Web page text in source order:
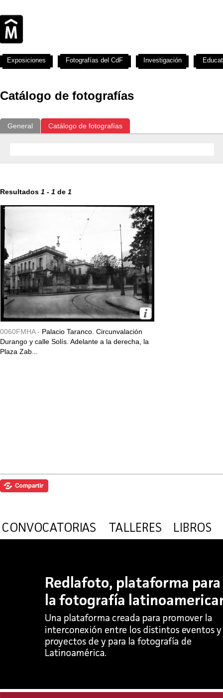
Catálogo de fotografías
General Catálogo de fotografías
Resultados 1 - 1 de 1
0060FMHA - Palacio Taranco. Circunvalación
Durango y calle Solís. Adelante a la derecha, la
Plaza Zab...
Exposiciones Fotografías del CdF Investigación